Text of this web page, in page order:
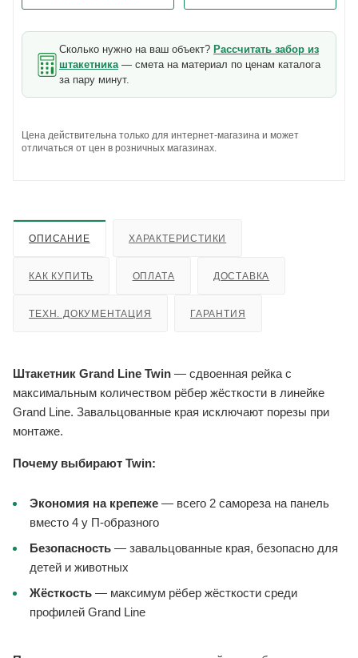
Сколько нужно на ваш объект? Рассчитать забор из
штакетника— смета на материал по ценам каталога
за пару минут.
Цена действительна только для интернет-магазина и может
отличаться от цен в розничных магазинах.
ОПИСАНИЕ ХАРАКТЕРИСТИКИ
КАК КУПИТЬ ОПЛАТА ДОСТАВКА
ТЕХН. ДОКУМЕНТАЦИЯ ГАРАНТИЯ
Штакетник Grand Line Twin — сдвоенная рейка с
максимальным количеством рёбер жёсткости в линейке
Grand Line. Завальцованные края исключают порезы при
монтаже.
Почему выбирают Twin:
Экономия на крепеже — всего 2 самореза на панель
вместо 4 у П-образного
Безопасность — завальцованные края, безопасно для
детей и животных
Жёсткость — максимум рёбер жёсткости среди
профилей Grand Line